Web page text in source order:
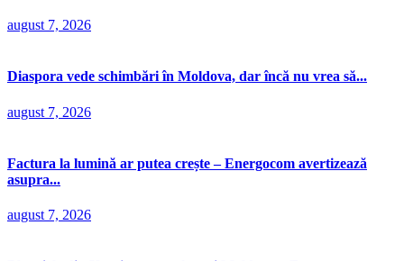
august 7, 2026
Diaspora vede schimbări în Moldova, dar încă nu vrea să...
august 7, 2026
Factura la lumină ar putea crește – Energocom avertizează
asupra...
august 7, 2026